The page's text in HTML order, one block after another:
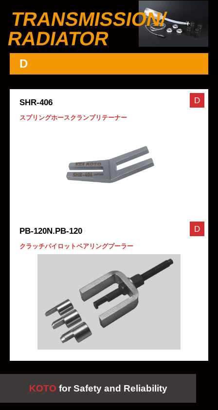
TRANSMISSION/
RADIATOR
D
SHR-406
スプリングホースクランプリテーナー
D
PB-120N.PB-120
クラッチパイロットベアリングプーラー
D
KOTO for Safety and Reliability